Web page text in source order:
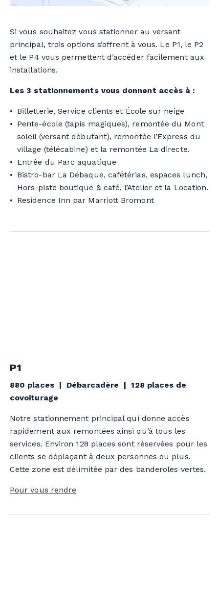
Si vous souhaitez vous stationner au versant
principal, trois options s’offrent à vous. Le P1, le P2
et le P4 vous permettent d’accéder facilement aux
installations.
Les 3 stationnements vous donnent accès à :
Billetterie, Service clients et École sur neige
Pente-école (tapis magiques), remontée du Mont
soleil (versant débutant), remontée l’Express du
village (télécabine) et la remontée La directe.
Entrée du Parc aquatique
Bistro-bar La Débaque, cafétérias, espaces lunch,
Hors-piste boutique & café, l’Atelier et la Location.
Residence Inn par Marriott Bromont
P1
880 places | Débarcadère | 128 places de
covoiturage
Notre stationnement principal qui donne accès
rapidement aux remontées ainsi qu’à tous les
services. Environ 128 places sont réservées pour les
clients se déplaçant à deux personnes ou plus.
Cette zone est délimitée par des banderoles vertes.
Pour vous rendre